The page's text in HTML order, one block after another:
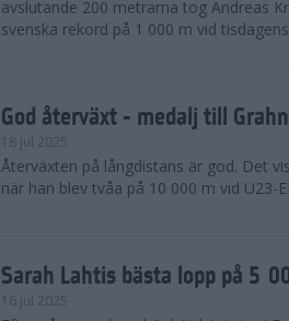
avslutande 200 metrarna tog Andreas
svenska rekord på 1 000 m vid
God återväxt - medalj till Grahn
18 jul 2025
Återväxten på långdistans är god. Det
när han blev tvåa på 10 000 m vid U23-
Sarah Lahtis bästa lopp på 5
16 jul 2025